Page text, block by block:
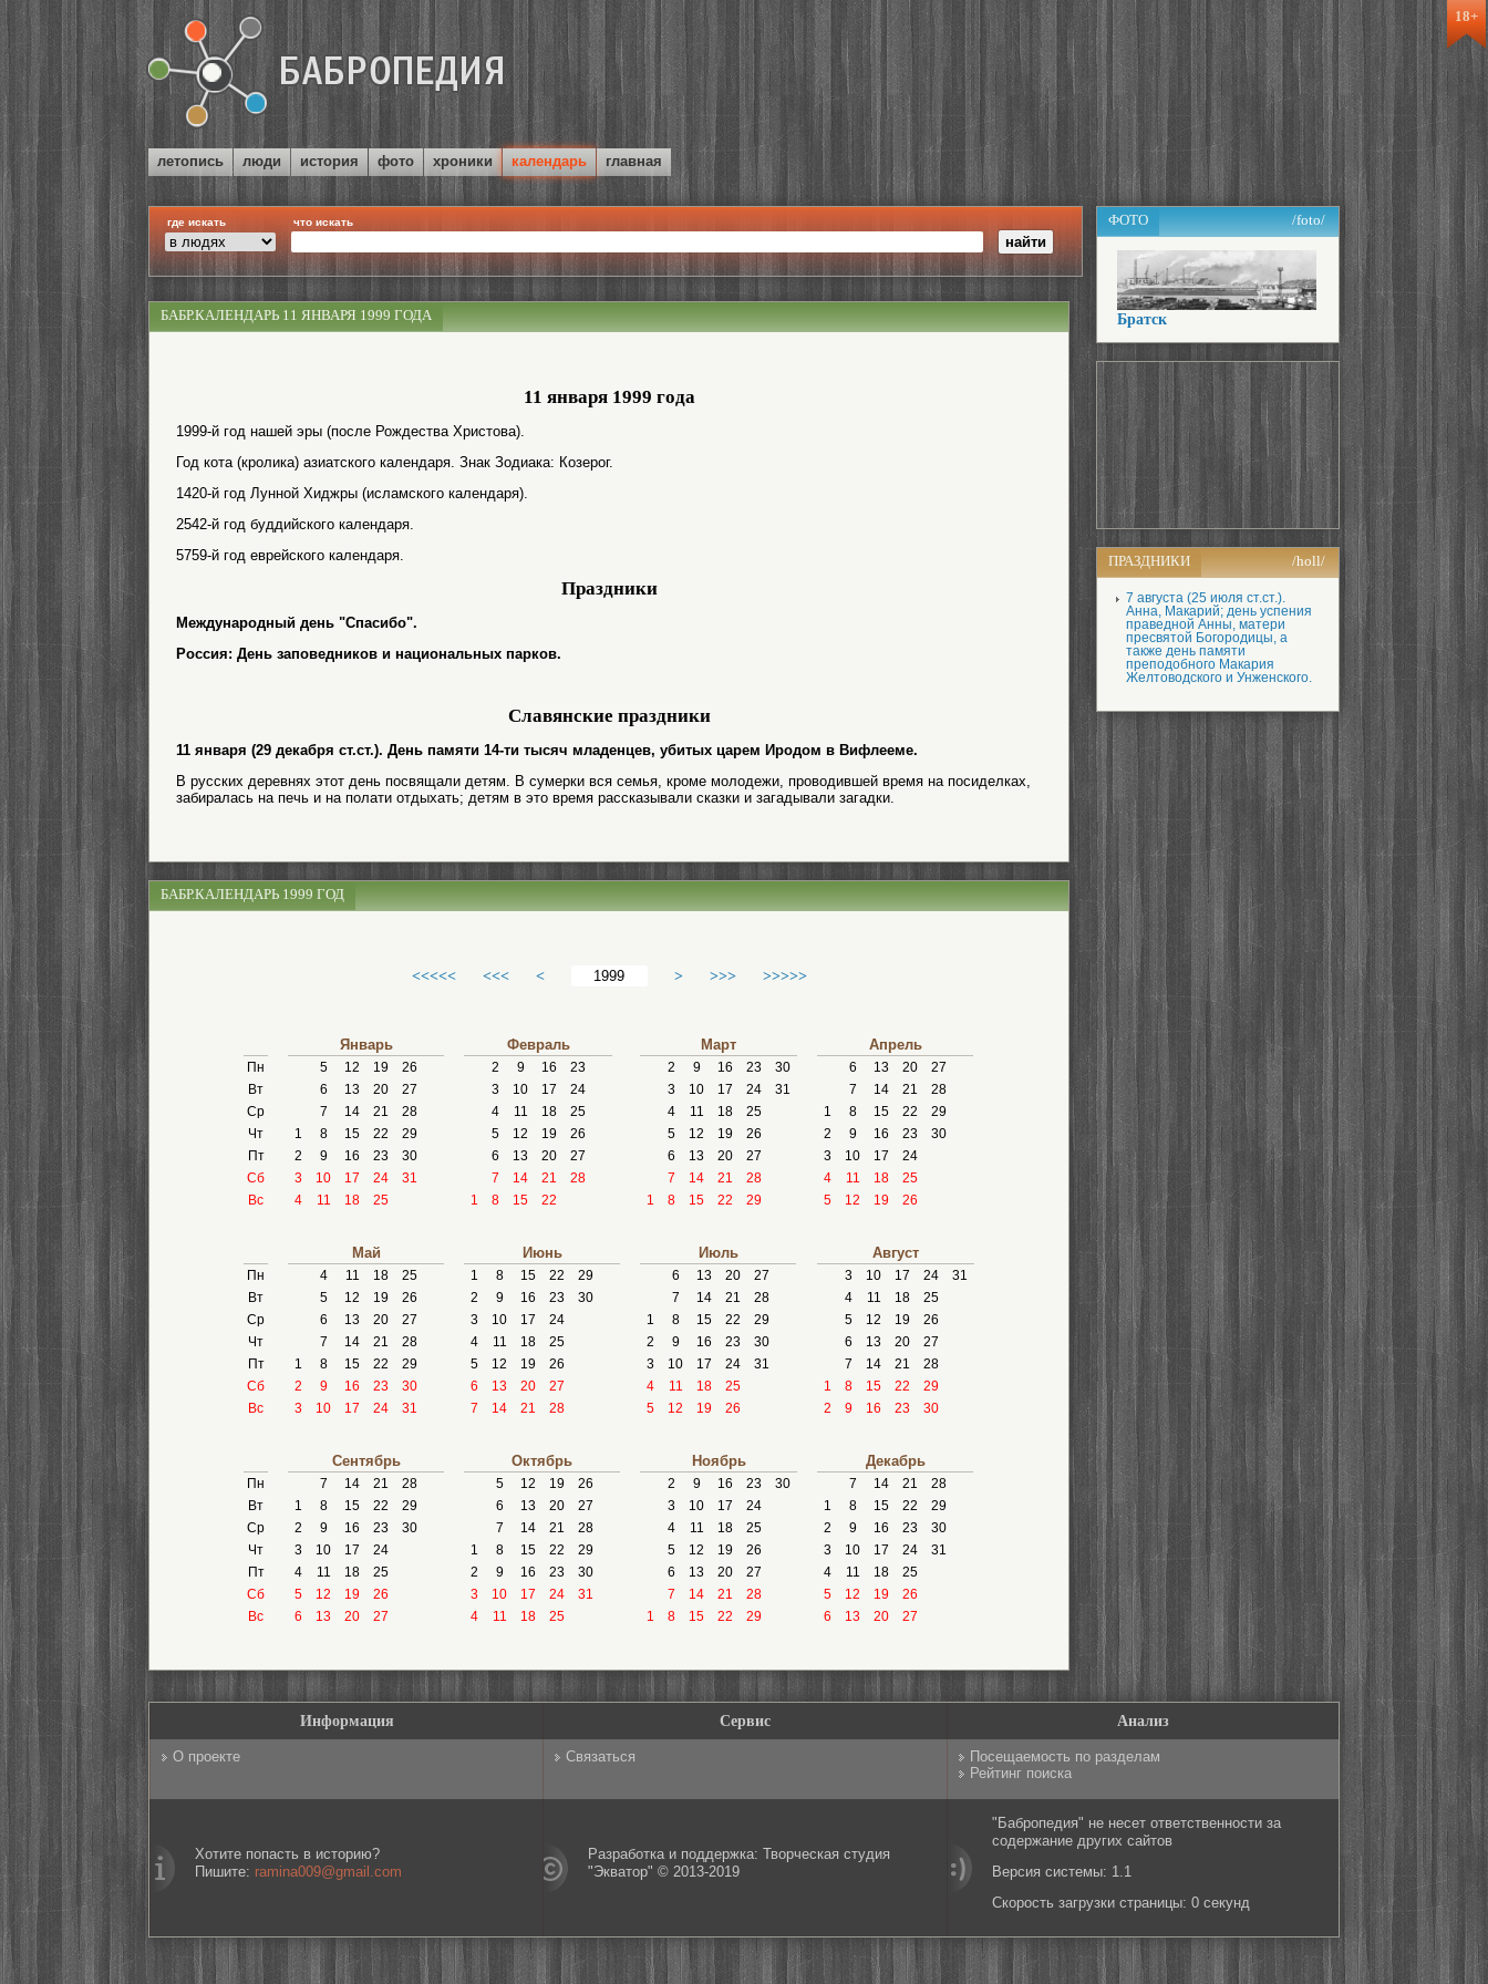
18+
летопись люди история фото хроники календарь главная
где искать что искать ФОТО /foto/
Братск
ПРАЗДНИКИ /holl/
7 августа (25 июля ст.ст.).
Анна, Макарий; день успения
праведной Анны, матери
пресвятой Богородицы, а
также день памяти
преподобного Макария
Желтоводского и Унженского.
БАБР.КАЛЕНДАРЬ 11 ЯНВАРЯ 1999 ГОДА
11 января 1999 года
1999-й год нашей эры (после Рождества Христова).
Год кота (кролика) азиатского календаря. Знак Зодиака: Козерог.
1420-й год Лунной Хиджры (исламского календаря).
2542-й год буддийского календаря.
5759-й год еврейского календаря.
Праздники
Международный день "Спасибо".
Россия: День заповедников и национальных парков.
Славянские праздники
11 января (29 декабря ст.ст.). День памяти 14-ти тысяч младенцев, убитых царем Иродом в Вифлееме.
В русских деревнях этот день посвящали детям. В сумерки вся семья, кроме молодежи, проводившей время на посиделках,
забиралась на печь и на полати отдыхать; детям в это время рассказывали сказки и загадывали загадки.
БАБР.КАЛЕНДАРЬ 1999 ГОД
<<<<< <<< < > >>> >>>>>
Пн
Вт
Ср
Чт
Пт
Сб
Вс
Январь
5 12 19
26
6
13 20
27
7
14 21
28
1
8 15 22
29
2
9 16 23
30
3
10 17 24
31
4
11 18 25
Февраль
2 9 16
23
3
10 17
24
4
11 18
25
5
12 19
26
6
13 20
27
7
14 21
28
1
8 15 22
Март
2 9 16 23
30
3
10 17 24
31
4
11 18
25
5
12 19
26
6
13 20
27
7
14 21
28
1
8 15 22 29
Апрель
6 13 20
27
7
14 21
28
1
8 15 22
29
2
9 16 23
30
3
10 17
24
4
11 18
25
5
12 19 26
Пн
Вт
Ср
Чт
Пт
Сб
Вс
Май
4 11 18
25
5
12 19
26
6
13 20
27
7
14 21
28
1
8 15 22
29
2
9 16 23
30
3
10 17 24 31
Июнь
1 8 15 22
29
2
9 16 23
30
3
10 17
24
4
11 18
25
5
12 19
26
6
13 20
27
7
14 21 28
Июль
6 13 20
27
7
14 21
28
1
8 15 22
29
2
9 16 23
30
3
10 17 24
31
4
11 18
25
5
12 19 26
Август
3 10 17 24
31
4
11 18
25
5
12 19
26
6
13 20
27
7
14 21
28
1
8 15 22
29
2
9 16 23 30
Пн
Вт
Ср
Чт
Пт
Сб
Вс
Сентябрь
7 14 21
28
1
8 15 22
29
2
9 16 23
30
3
10 17
24
4
11 18
25
5
12 19
26
6
13 20 27
Октябрь
5 12 19
26
6
13 20
27
7
14 21
28
1
8 15 22
29
2
9 16 23
30
3
10 17 24
31
4
11 18 25
Ноябрь
2 9 16 23
30
3
10 17
24
4
11 18
25
5
12 19
26
6
13 20
27
7
14 21
28
1
8 15 22 29
Декабрь
7 14 21
28
1
8 15 22
29
2
9 16 23
30
3
10 17 24
31
4
11 18
25
5
12 19
26
6
13 20 27
Информация Сервис Анализ
О проекте Связаться
Посещаемость по разделам
Рейтинг поиска
Хотите попасть в историю?
Пишите: ramina009@gmail.com
Разработка и поддержка: Творческая студия
"Экватор" © 2013-2019
"Бабропедия" не несет ответственности за
содержание других сайтов
Версия системы: 1.1
Скорость загрузки страницы: 0 секунд